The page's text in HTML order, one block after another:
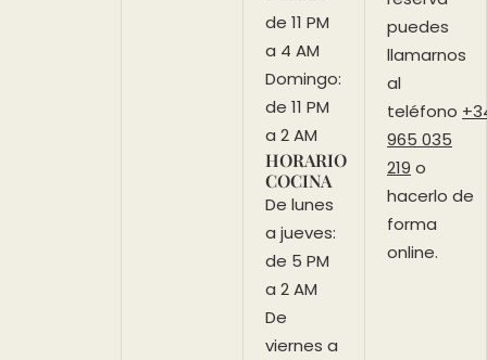
de 11 PM
a 4 AM
Domingo:
de 11 PM
a 2 AM
HORARIO
COCINA
De lunes
a jueves:
de 5 PM
a 2 AM
De
viernes a
puedes
llamarnos
al
teléfono
965 035
219 o
hacerlo de
forma
online.